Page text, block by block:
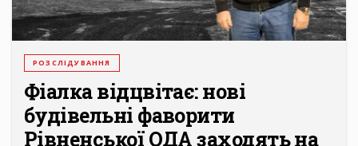
РОЗСЛІДУВАННЯ
Фіалка відцвітає: нові
будівельні фаворити
Рівненської ОДА заходять на